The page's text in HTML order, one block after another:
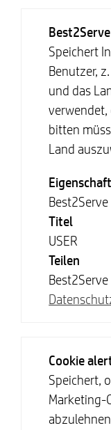
Speichert
Benutzer,
und das
bitten
Land
Eigenschaft
Titel
USER
Teilen
Cookie
Speichert,
Marketing-